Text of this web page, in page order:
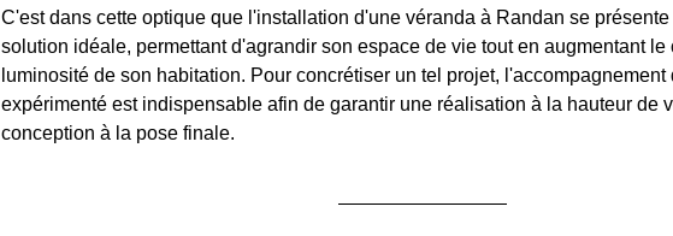
C'est dans cette optique que l'installation d'une véranda à Randan se
solution idéale, permettant d'agrandir son espace de vie tout en augmentant le
luminosité de son habitation. Pour concrétiser un tel projet, l'accompagnement
expérimenté est indispensable afin de garantir une réalisation à la hauteur de
conception à la pose finale.